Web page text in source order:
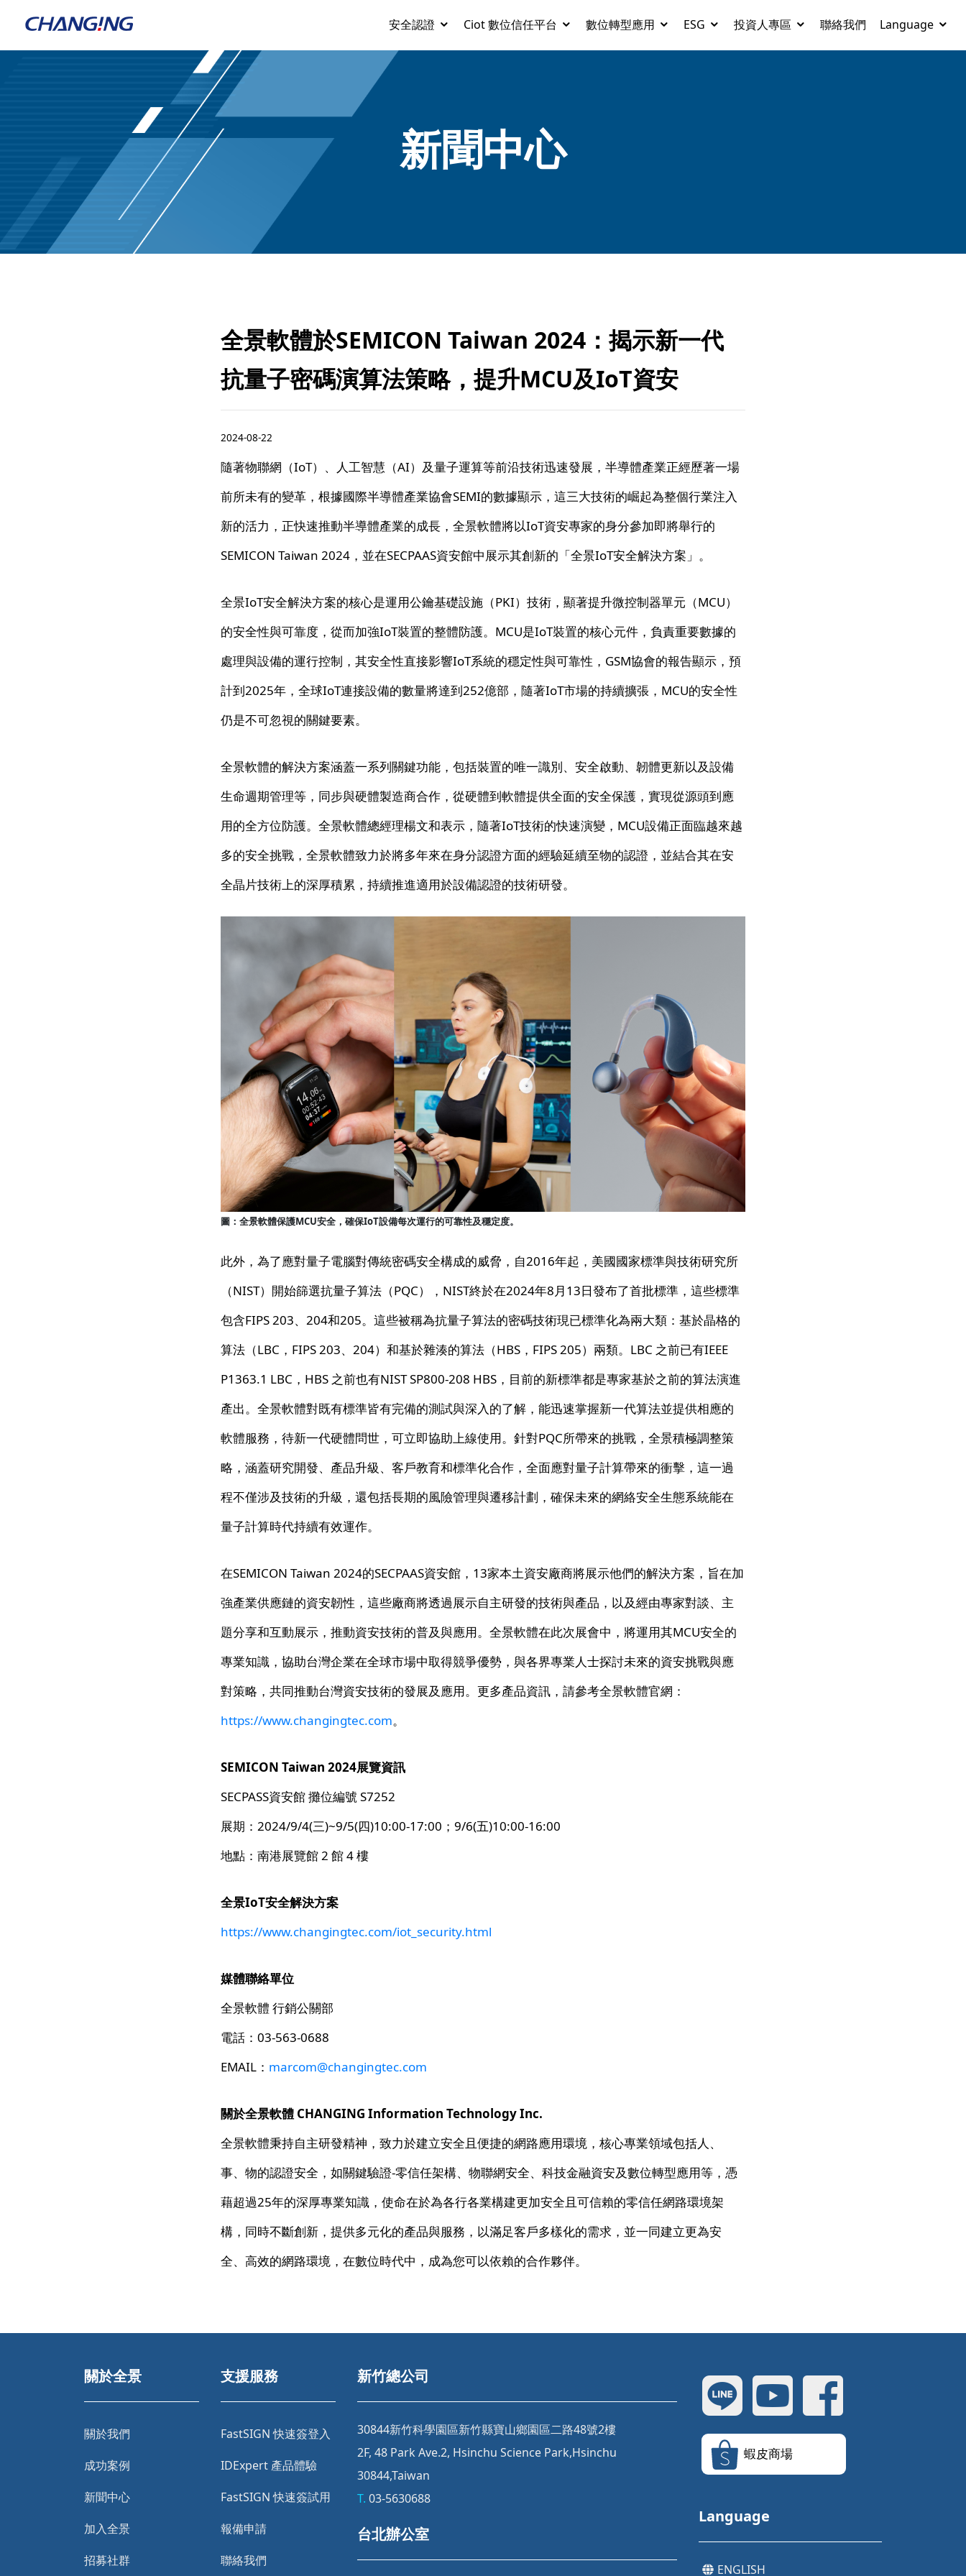
安全認證 Ciot 數位信任平台 數位轉型應用 ESG 投資人專區 聯絡我們 Language
新聞中心
全景軟體於SEMICON Taiwan 2024：揭示新一代
抗量子密碼演算法策略，提升MCU及IoT資安
2024-08-22
隨著物聯網（IoT）、人工智慧（AI）及量子運算等前沿技術迅速發展，半導體產業正經歷著一場
前所未有的變革，根據國際半導體產業協會SEMI的數據顯示，這三大技術的崛起為整個行業注入
新的活力，正快速推動半導體產業的成長，全景軟體將以IoT資安專家的身分參加即將舉行的
SEMICON Taiwan 2024，並在SECPAAS資安館中展示其創新的「全景IoT安全解決方案」。
全景IoT安全解決方案的核心是運用公鑰基礎設施（PKI）技術，顯著提升微控制器單元（MCU）
的安全性與可靠度，從而加強IoT裝置的整體防護。MCU是IoT裝置的核心元件，負責重要數據的
處理與設備的運行控制，其安全性直接影響IoT系統的穩定性與可靠性，GSM協會的報告顯示，預
計到2025年，全球IoT連接設備的數量將達到252億部，隨著IoT市場的持續擴張，MCU的安全性
仍是不可忽視的關鍵要素。
全景軟體的解決方案涵蓋一系列關鍵功能，包括裝置的唯一識別、安全啟動、韌體更新以及設備
生命週期管理等，同步與硬體製造商合作，從硬體到軟體提供全面的安全保護，實現從源頭到應
用的全方位防護。全景軟體總經理楊文和表示，隨著IoT技術的快速演變，MCU設備正面臨越來越
多的安全挑戰，全景軟體致力於將多年來在身分認證方面的經驗延續至物的認證，並結合其在安
全晶片技術上的深厚積累，持續推進適用於設備認證的技術研發。
圖：全景軟體保護MCU安全，確保IoT設備每次運行的可靠性及穩定度。
此外，為了應對量子電腦對傳統密碼安全構成的威脅，自2016年起，美國國家標準與技術研究所
（NIST）開始篩選抗量子算法（PQC），NIST終於在2024年8月13日發布了首批標準，這些標準
包含FIPS 203、204和205。這些被稱為抗量子算法的密碼技術現已標準化為兩大類：基於晶格的
算法（LBC，FIPS 203、204）和基於雜湊的算法（HBS，FIPS 205）兩類。LBC 之前已有IEEE
P1363.1 LBC，HBS 之前也有NIST SP800-208 HBS，目前的新標準都是專家基於之前的算法演進
產出。全景軟體對既有標準皆有完備的測試與深入的了解，能迅速掌握新一代算法並提供相應的
軟體服務，待新一代硬體問世，可立即協助上線使用。針對PQC所帶來的挑戰，全景積極調整策
略，涵蓋研究開發、產品升級、客戶教育和標準化合作，全面應對量子計算帶來的衝擊，這一過
程不僅涉及技術的升級，還包括長期的風險管理與遷移計劃，確保未來的網絡安全生態系統能在
量子計算時代持續有效運作。
在SEMICON Taiwan 2024的SECPAAS資安館，13家本土資安廠商將展示他們的解決方案，旨在加
強產業供應鏈的資安韌性，這些廠商將透過展示自主研發的技術與產品，以及經由專家對談、主
題分享和互動展示，推動資安技術的普及與應用。全景軟體在此次展會中，將運用其MCU安全的
專業知識，協助台灣企業在全球市場中取得競爭優勢，與各界專業人士探討未來的資安挑戰與應
對策略，共同推動台灣資安技術的發展及應用。更多產品資訊，請參考全景軟體官網：
https://www.changingtec.com。
SEMICON Taiwan 2024展覽資訊
SECPASS資安館 攤位編號 S7252
展期：2024/9/4(三)~9/5(四)10:00-17:00；9/6(五)10:00-16:00
地點：南港展覽館 2 館 4 樓
全景IoT安全解決方案
https://www.changingtec.com/iot_security.html
媒體聯絡單位
全景軟體 行銷公關部
電話：03-563-0688
EMAIL： marcom@changingtec.com
關於全景軟體 CHANGING Information Technology Inc.
全景軟體秉持自主研發精神，致力於建立安全且便捷的網路應用環境，核心專業領域包括人、
事、物的認證安全，如關鍵驗證-零信任架構、物聯網安全、科技金融資安及數位轉型應用等，憑
藉超過25年的深厚專業知識，使命在於為各行各業構建更加安全且可信賴的零信任網路環境架
構，同時不斷創新，提供多元化的產品與服務，以滿足客戶多樣化的需求，並一同建立更為安
全、高效的網路環境，在數位時代中，成為您可以依賴的合作夥伴。
關於全景
關於我們
成功案例
新聞中心
加入全景
招募社群
支援服務
FastSIGN 快速簽登入
IDExpert 產品體驗
FastSIGN 快速簽試用
報備申請
聯絡我們
新竹總公司
30844新竹科學園區新竹縣寶山鄉園區二路48號2樓
2F, 48 Park Ave.2, Hsinchu Science Park,Hsinchu
30844,Taiwan
T. 03-5630688
台北辦公室
蝦皮商場
Language
ENGLISH